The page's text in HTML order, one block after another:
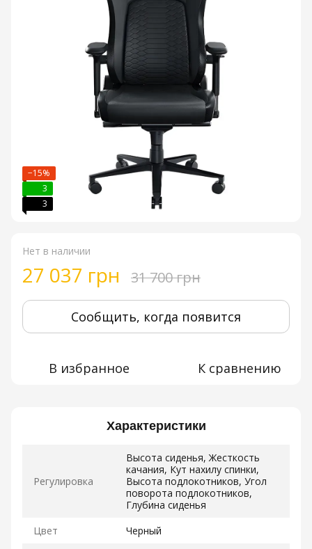
−15%
3
3
Нет в наличии
27 037 грн 31 700 грн
Сообщить, когда появится
В избранное К сравнению
Характеристики
Регулировка
Высота сиденья, Жесткость
качания, Кут нахилу спинки,
Высота подлокотников, Угол
поворота подлокотников,
Глубина сиденья
Цвет
Черный